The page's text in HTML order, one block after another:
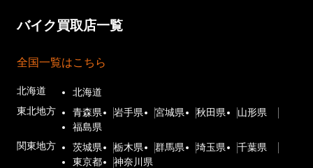
バイク買取店一覧
全国一覧はこちら
北海道
北海道
東北地方
青森県 岩手県 宮城県 秋田県
山形県
福島県
関東地方
茨城県 栃木県 群馬県 埼玉県
千葉県
東京都
神奈川県